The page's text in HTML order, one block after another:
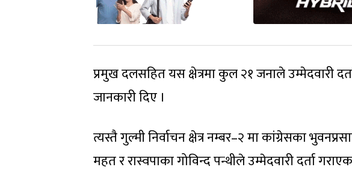
प्रमुख दलसहित यस क्षेत्रमा कुल २१ जनाले उम्मेदवारी
जानकारी दिए ।
त्यस्तै गुल्मी निर्वाचन क्षेत्र नम्बर–२ मा कांग्रेसका
महत र रास्वपाका गोविन्द पन्थीले उम्मेदवारी दर्ता